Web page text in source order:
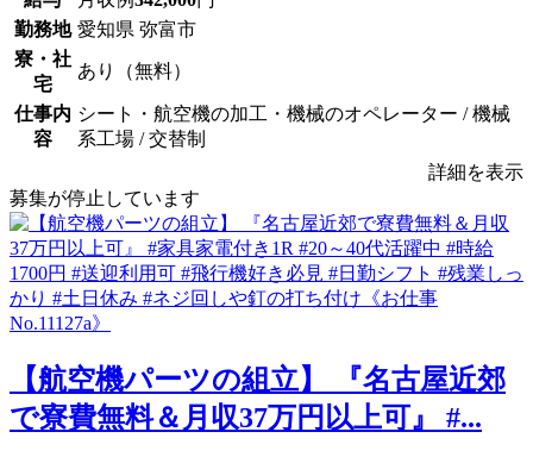
勤務地 愛知県 弥富市
寮・社
宅
あり（無料）
仕事内
容
シート・航空機の加工・機械のオペレーター / 機械
系工場 / 交替制
詳細を表示
募集が停止しています
【航空機パーツの組立】 『名古屋近郊
で寮費無料＆月収37万円以上可』 #...